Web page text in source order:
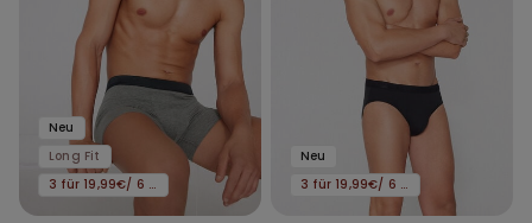
Neu
Long Fit
3 für 19,99€/ 6 für 29,99€
Neu
3 für 19,99€/ 6 für 29,99€